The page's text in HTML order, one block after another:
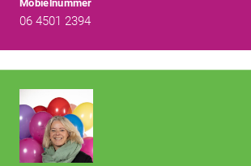
Mobielnummer
06 4501 2394